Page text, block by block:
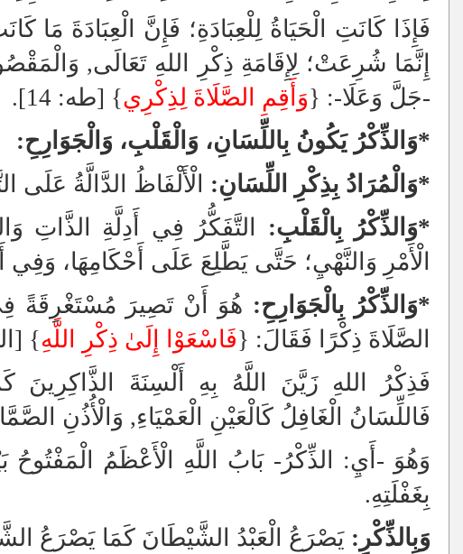
فَإِذَا كَانَتِ الْحَيَاةُ لِلْعِبَادَةِ؛ فَإِنَّ الْعِبَادَةَ مَا
إِنَّمَا شُرِعَتْ؛ لِإِقَامَةِ ذِكْرِ اللهِ تَعَالَى,
-جَلَّ وَعَلَا-: {وَأَقِمِ الصَّلَاةَ لِذِكْرِي} [طه: 14].
*وَالذِّكْرُ يَكُونُ بِاللِّسَانِ، وَالْقَلْبِ، وَالْجَوَارِحِ:
*وَالْمُرَادُ بِذِكْرِ اللِّسَانِ: الْأَلْفَاظُ الدَّالَّةُ عَلَى
*وَالذِّكْرُ بِالْقَلْبِ: التَّفَكُّرُ فِي أَدِلَّةِ الذَّاتِ
الْأَمْرِ وَالنَّهْيِ؛ حَتَّى يَطَّلِعَ عَلَى أَحْكَامِهَا،
*وَالذِّكْرُ بِالْجَوَارِحِ: هُوَ أَنْ تَصِيرَ مُسْتَغْرِقَةً
الصَّلَاةَ ذِكْرًا فَقَالَ: {فَاسْعَوْا إِلَىٰ ذِكْرِ اللَّهِ}
فَذِكْرُ اللهِ زَيَّنَ اللَّهُ بِهِ أَلْسِنَةَ الذَّاكِرِينَ
فَاللِّسَانُ الْغَافِلُ كَالْعَيْنِ الْعَمْيَاءِ, وَالْأُذُنِ
وَهُوَ -أَيِ: الذِّكْرُ- بَابُ اللَّهِ الْأَعْظَمُ الْمَفْتُوحُ
بِغَفْلَتِهِ.
وَبِالذِّكْرِ: يَصْرَعُ الْعَبْدُ الشَّيْطَانَ كَمَا يَصْرَعُ